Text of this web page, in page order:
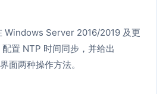
Windows Server 2016/2019 及更
置 NTP 时间同步，并给出
面两种操作方法。